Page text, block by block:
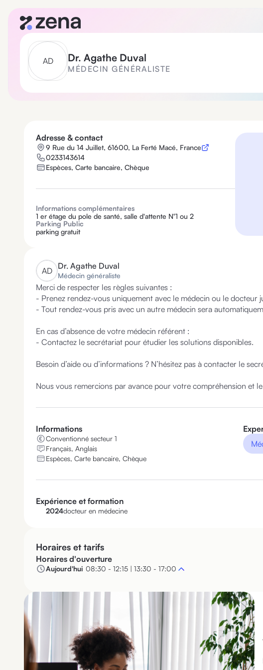
AD Dr. Agathe Duval
MÉDECIN GÉNÉRALISTE
Adresse & contact
9 Rue du 14 Juillet, 61600, La Ferté Macé, France
0233143614
Espèces, Carte bancaire, Chèque
Informations complémentaires
1 er étage du pole de santé, salle d'attente N°1 ou 2
Parking Public
parking gratuit
AD Dr. Agathe Duval
Médecin généraliste
Merci de respecter les règles suivantes :
- Prenez rendez-vous uniquement avec le médecin ou le docteur
- Tout rendez-vous pris avec un autre médecin sera
En cas d’absence de votre médecin référent :
- Contactez le secrétariat pour étudier les solutions disponibles.
Besoin d’aide ou d’informations ? N’hésitez pas à contacter le
Nous vous remercions par avance pour votre compréhension et
Informations
Conventionné secteur 1
Français, Anglais
Espèces, Carte bancaire, Chèque
Expérience et formation
2024docteur en médecine
Horaires et tarifs
Horaires d'ouverture
Aujourd'hui 08:30 - 12:15 | 13:30 - 17:00